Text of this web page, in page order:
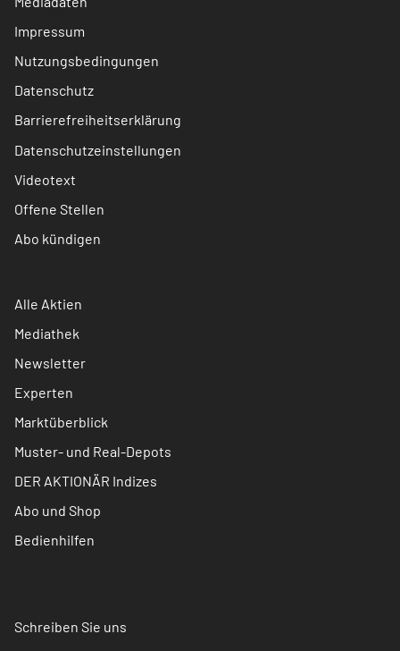
Impressum
Nutzungsbedingungen
Datenschutz
Barrierefreiheitserklärung
Datenschutzeinstellungen
Videotext
Offene Stellen
Abo kündigen
Alle Aktien
Mediathek
Newsletter
Experten
Marktüberblick
Muster- und Real-Depots
DER AKTIONÄR Indizes
Abo und Shop
Bedienhilfen
Schreiben Sie uns